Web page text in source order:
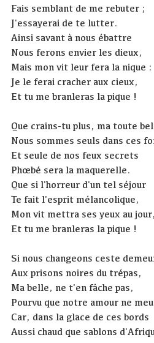
Fais semblant de me rebuter ;
J'essayerai de te lutter.
Ainsi savant à nous ébattre
Nous ferons envier les dieux,
Mais mon vit leur fera la nique :
Je le ferai cracher aux cieux,
Et tu me branleras la pique !
Que crains-tu plus, ma toute
Nous sommes seuls dans ces
Et seule de nos feux secrets
Phœbé sera la maquerelle.
Que si l'horreur d'un tel séjour
Te fait l'esprit mélancolique,
Mon vit mettra ses yeux au jour,
Et tu me branleras la pique !
Si nous changeons ceste
Aux prisons noires du trépas,
Ma belle, ne t'en fâche pas,
Pourvu que notre amour ne
Car, dans la glace de ces bords
Aussi chaud que sablons